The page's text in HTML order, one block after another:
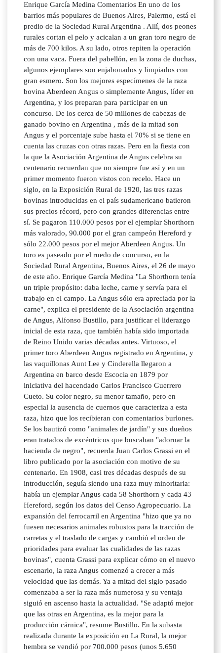
Enrique García Medina Comentarios En uno de los
barrios más populares de Buenos Aires, Palermo, está el
predio de la Sociedad Rural Argentina . Allí, dos peones
rurales cortan el pelo y acicalan a un gran toro negro de
más de 700 kilos. A su lado, otros repiten la operación
con una vaca. Fuera del pabellón, en la zona de duchas,
algunos ejemplares son enjabonados y limpiados con
gran esmero. Son los mejores especímenes de la raza
bovina Aberdeen Angus o simplemente Angus, líder en
Argentina, y los preparan para participar en un
concurso. De los cerca de 50 millones de cabezas de
ganado bovino en Argentina , más de la mitad son
Angus y el porcentaje sube hasta el 70% si se tiene en
cuenta las cruzas con otras razas. Pero en la fiesta con
la que la Asociación Argentina de Angus celebra su
centenario recuerdan que no siempre fue así y en un
primer momento fueron vistos con recelo. Hace un
siglo, en la Exposición Rural de 1920, las tres razas
bovinas introducidas en el país sudamericano batieron
sus precios récord, pero con grandes diferencias entre
sí. Se pagaron 110.000 pesos por el ejemplar Shorthorn
más valorado, 90.000 por el gran campeón Hereford y
sólo 22.000 pesos por el mejor Aberdeen Angus. Un
toro es paseado por el ruedo de concurso, en la
Sociedad Rural Argentina, Buenos Aires, el 26 de mayo
de este año. Enrique García Medina "La Shorthorn tenía
un triple propósito: daba leche, carne y servía para el
trabajo en el campo. La Angus sólo era apreciada por la
carne", explica el presidente de la Asociación argentina
de Angus, Alfonso Bustillo, para justificar el liderazgo
inicial de esta raza, que también había sido importada
de Reino Unido varias décadas antes. Virtuoso, el
primer toro Aberdeen Angus registrado en Argentina, y
las vaquillonas Aunt Lee y Cinderella llegaron a
Argentina en barco desde Escocia en 1879 por
iniciativa del hacendado Carlos Francisco Guerrero
Cueto. Su color negro, su menor tamaño, pero en
especial la ausencia de cuernos que caracteriza a esta
raza, hizo que los recibieran con comentarios burlones.
Se los bautizó como "animales de jardín" y sus dueños
eran tratados de excéntricos que buscaban "adornar la
hacienda de negro", recuerda Juan Carlos Grassi en el
libro publicado por la asociación con motivo de su
centenario. En 1908, casi tres décadas después de su
introducción, seguía siendo una raza muy minoritaria:
había un ejemplar Angus cada 58 Shorthorn y cada 43
Hereford, según los datos del Censo Agropecuario. La
expansión del ferrocarril en Argentina "hizo que ya no
fuesen necesarios animales robustos para la tracción de
carretas y el traslado de cargas y cambió el orden de
prioridades para evaluar las cualidades de las razas
bovinas", cuenta Grassi para explicar cómo en el nuevo
escenario, la raza Angus comenzó a crecer a más
velocidad que las demás. Ya a mitad del siglo pasado
comenzaba a ser la raza más numerosa y su ventaja
siguió en ascenso hasta la actualidad. "Se adaptó mejor
que las otras en Argentina, es la mejor para la
producción cárnica", resume Bustillo. En la subasta
realizada durante la exposición en La Rural, la mejor
hembra se vendió por 700.000 pesos (unos 5.650